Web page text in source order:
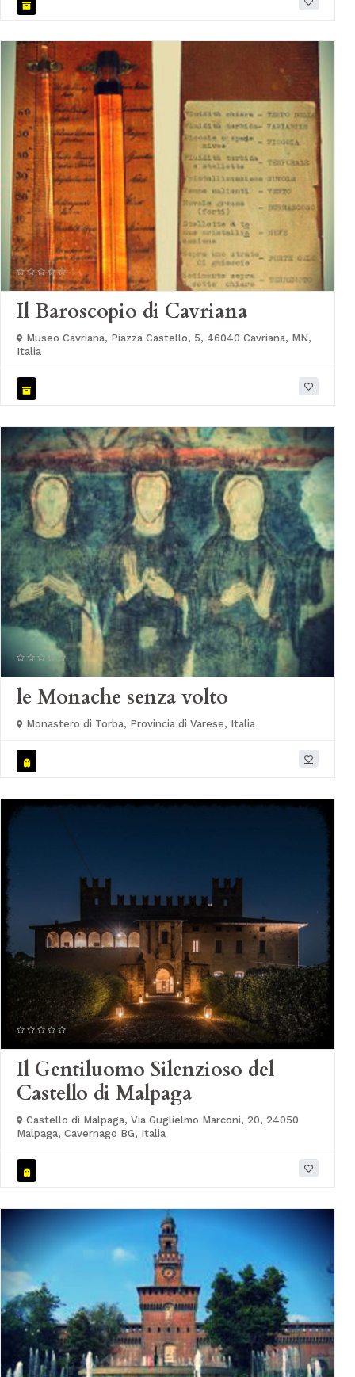
Il Baroscopio di Cavriana
Museo Cavriana, Piazza Castello, 5, 46040 Cavriana, MN,
Italia
le Monache senza volto
Monastero di Torba, Provincia di Varese, Italia
Il Gentiluomo Silenzioso del
Castello di Malpaga
Castello di Malpaga, Via Guglielmo Marconi, 20, 24050
Malpaga, Cavernago BG, Italia